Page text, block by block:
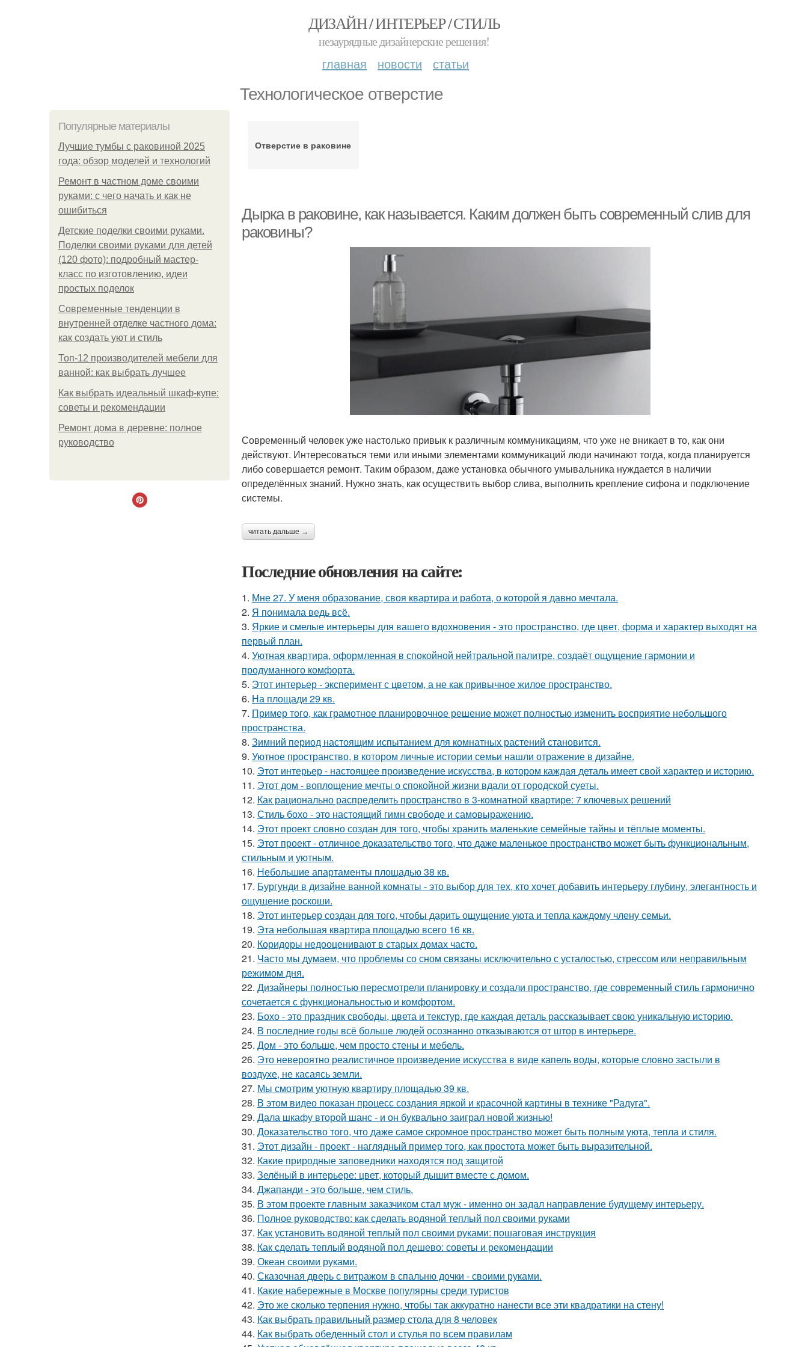
ДИЗАЙН / ИНТЕРЬЕР / СТИЛЬ
незаурядные дизайнерские решения!
главная новости статьи
Технологическое отверстие
Популярные материалы
Лучшие тумбы с раковиной 2025
года: обзор моделей и технологий
Ремонт в частном доме своими
руками: с чего начать и как не
ошибиться
Детские поделки своими руками.
Поделки своими руками для детей
(120 фото): подробный мастер-
класс по изготовлению, идеи
простых поделок
Современные тенденции в
внутренней отделке частного дома:
как создать уют и стиль
Топ-12 производителей мебели для
ванной: как выбрать лучшее
Как выбрать идеальный шкаф-купе:
советы и рекомендации
Ремонт дома в деревне: полное
руководство
Отверстие в раковине
Дырка в раковине, как называется. Каким должен быть современный слив для
раковины?
Современный человек уже настолько привык к различным коммуникациям, что уже не вникает в то, как они
действуют. Интересоваться теми или иными элементами коммуникаций люди начинают тогда, когда планируется
либо совершается ремонт. Таким образом, даже установка обычного умывальника нуждается в наличии
определённых знаний. Нужно знать, как осуществить выбор слива, выполнить крепление сифона и подключение
системы.
читать дальше →
Последние обновления на сайте:
1. Мне 27. У меня образование, своя квартира и работа, о которой я давно мечтала.
2. Я понимала ведь всё.
3. Яркие и смелые интерьеры для вашего вдохновения - это пространство, где цвет, форма и характер выходят на
первый план.
4. Уютная квартира, оформленная в спокойной нейтральной палитре, создаёт ощущение гармонии и
продуманного комфорта.
5. Этот интерьер - эксперимент с цветом, а не как привычное жилое пространство.
6. На площади 29 кв.
7. Пример того, как грамотное планировочное решение может полностью изменить восприятие небольшого
пространства.
8. Зимний период настоящим испытанием для комнатных растений становится.
9. Уютное пространство, в котором личные истории семьи нашли отражение в дизайне.
10. Этот интерьер - настоящее произведение искусства, в котором каждая деталь имеет свой характер и историю.
11. Этот дом - воплощение мечты о спокойной жизни вдали от городской суеты.
12. Как рационально распределить пространство в 3-комнатной квартире: 7 ключевых решений
13. Стиль бохо - это настоящий гимн свободе и самовыражению.
14. Этот проект словно создан для того, чтобы хранить маленькие семейные тайны и тёплые моменты.
15. Этот проект - отличное доказательство того, что даже маленькое пространство может быть функциональным,
стильным и уютным.
16. Небольшие апартаменты площадью 38 кв.
17. Бургунди в дизайне ванной комнаты - это выбор для тех, кто хочет добавить интерьеру глубину, элегантность и
ощущение роскоши.
18. Этот интерьер создан для того, чтобы дарить ощущение уюта и тепла каждому члену семьи.
19. Эта небольшая квартира площадью всего 16 кв.
20. Коридоры недооценивают в старых домах часто.
21. Часто мы думаем, что проблемы со сном связаны исключительно с усталостью, стрессом или неправильным
режимом дня.
22. Дизайнеры полностью пересмотрели планировку и создали пространство, где современный стиль гармонично
сочетается с функциональностью и комфортом.
23. Бохо - это праздник свободы, цвета и текстур, где каждая деталь рассказывает свою уникальную историю.
24. В последние годы всё больше людей осознанно отказываются от штор в интерьере.
25. Дом - это больше, чем просто стены и мебель.
26. Это невероятно реалистичное произведение искусства в виде капель воды, которые словно застыли в
воздухе, не касаясь земли.
27. Мы смотрим уютную квартиру площадью 39 кв.
28. В этом видео показан процесс создания яркой и красочной картины в технике "Радуга".
29. Дала шкафу второй шанс - и он буквально заиграл новой жизнью!
30. Доказательство того, что даже самое скромное пространство может быть полным уюта, тепла и стиля.
31. Этот дизайн - проект - наглядный пример того, как простота может быть выразительной.
32. Какие природные заповедники находятся под защитой
33. Зелёный в интерьере: цвет, который дышит вместе с домом.
34. Джапанди - это больше, чем стиль.
35. В этом проекте главным заказчиком стал муж - именно он задал направление будущему интерьеру.
36. Полное руководство: как сделать водяной теплый пол своими руками
37. Как установить водяной теплый пол своими руками: пошаговая инструкция
38. Как сделать теплый водяной пол дешево: советы и рекомендации
39. Океан своими руками.
40. Сказочная дверь с витражом в спальню дочки - своими руками.
41. Какие набережные в Москве популярны среди туристов
42. Это же сколько терпения нужно, чтобы так аккуратно нанести все эти квадратики на стену!
43. Как выбрать правильный размер стола для 8 человек
44. Как выбрать обеденный стол и стулья по всем правилам